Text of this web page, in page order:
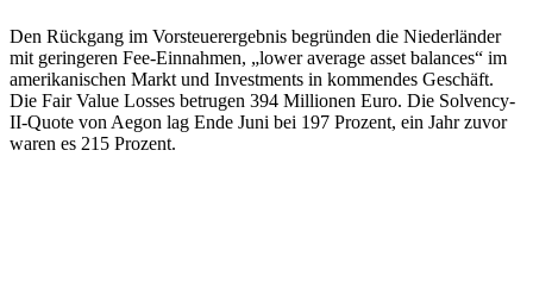
Den Rückgang im Vorsteuerergebnis begründen die Niederländer
mit geringeren Fee-Einnahmen, „lower average asset balances“ im
amerikanischen Markt und Investments in kommendes Geschäft.
Die Fair Value Losses betrugen 394 Millionen Euro. Die Solvency-
II-Quote von Aegon lag Ende Juni bei 197 Prozent, ein Jahr zuvor
waren es 215 Prozent.